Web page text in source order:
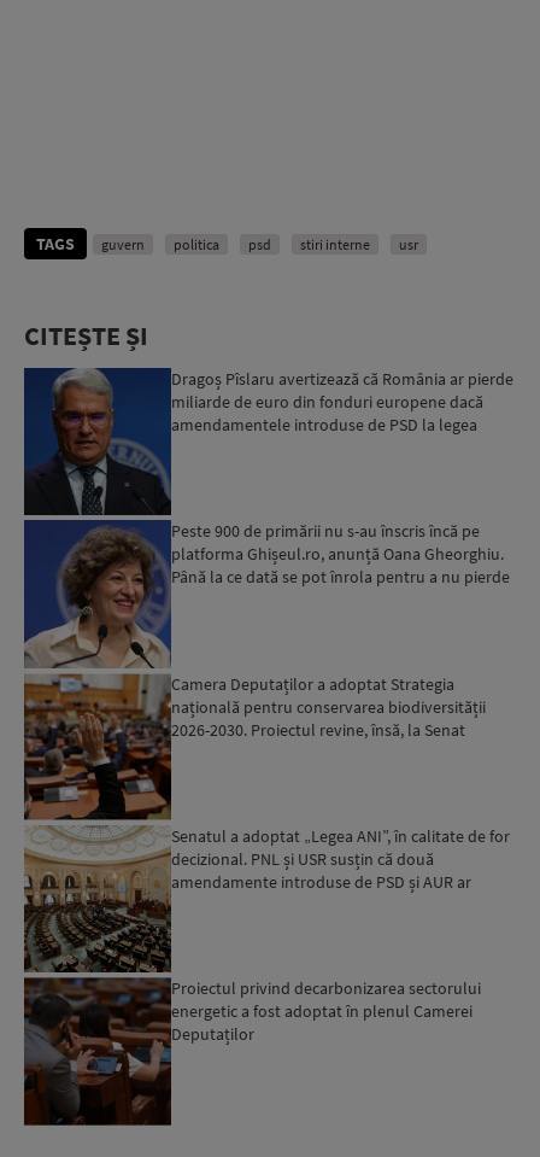
TAGS guvern politica psd stiri interne usr
CITEȘTE ȘI
Dragoș Pîslaru avertizează că România ar pierde
miliarde de euro din fonduri europene dacă
amendamentele introduse de PSD la legea
Peste 900 de primării nu s-au înscris încă pe
platforma Ghișeul.ro, anunță Oana Gheorghiu.
Până la ce dată se pot înrola pentru a nu pierde
Camera Deputaților a adoptat Strategia
națională pentru conservarea biodiversității
2026-2030. Proiectul revine, însă, la Senat
Senatul a adoptat „Legea ANI”, în calitate de for
decizional. PNL și USR susțin că două
amendamente introduse de PSD și AUR ar
Proiectul privind decarbonizarea sectorului
energetic a fost adoptat în plenul Camerei
Deputaților